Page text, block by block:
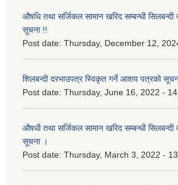
औषधि तथा सर्जिकल सामान खरिद सम्बन्धी
सूचना !!
Post date: Thursday, December 12,
शिलबन्दी दरभाउपत्र स्विकृत गर्ने आशय पत्रको
Post date: Thursday, June 16, 2022 -
औषधी तथा सर्जिकल सामान खरिद सम्बन्धी
सूचना ।
Post date: Thursday, March 3, 2022 -